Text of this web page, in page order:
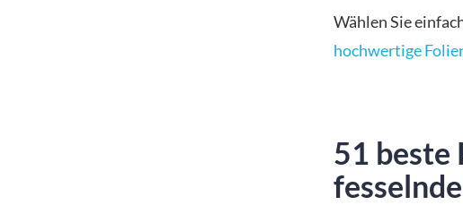
Wählen Sie
hochwertige
51 beste